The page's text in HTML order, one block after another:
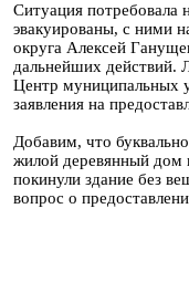
Ситуация потребовала
эвакуированы, с ними
округа Алексей
дальнейших действий.
Центр муниципальных
заявления на
Добавим, что
жилой деревянный дом
покинули здание без
вопрос о